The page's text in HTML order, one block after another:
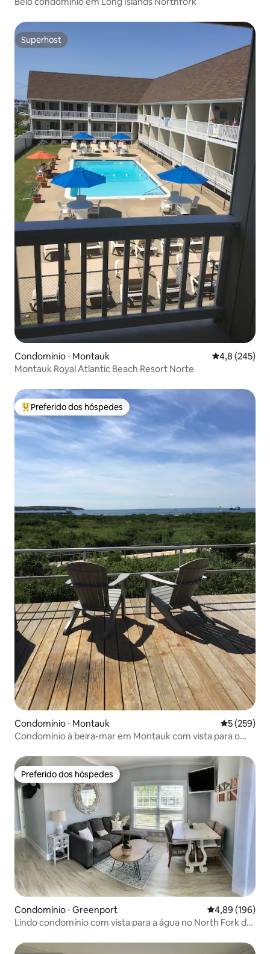
Superhost
Superhost
Condomínio ⋅ Montauk 4,8 de uma
4,8 (245)
Montauk Royal Atlantic Beach Resort Norte
Entre os melhores preferidos dos hóspedes
Preferido dos hóspedes
Condomínio ⋅ Montauk 5 de uma
5 (259)
Condomínio à beira-mar em Montauk com vista para o
Preferido dos hóspedes
Preferido dos hóspedes
Condomínio ⋅ Greenport 4,89 de uma
4,89 (196)
Lindo condomínio com vista para a água no North Fork de